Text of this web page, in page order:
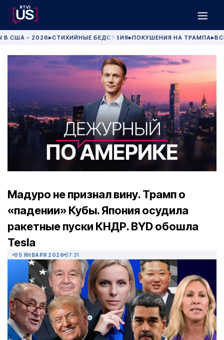
В США - 2026 ▶СТИХИЙНЫЕ БЕДСТВИЯ▶ПОКУШЕНИЯ НА ТРАМПА▶
Мадуро не признал вину. Трамп о
«падении» Кубы. Япония осудила
ракетные пуски КНДР. BYD обошла
Tesla
05 ЯНВАРЯ 2026 07:31